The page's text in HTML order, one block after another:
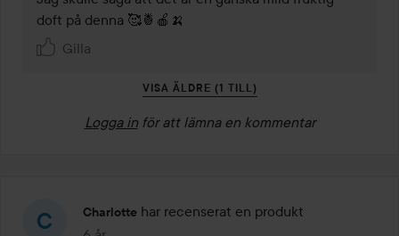
doft på denna 🥰🍍🍎🍌
Gilla
VISA ÄLDRE (1 TILL)
Logga in för att lämna en kommentar
Charlotte har recenserat en produkt